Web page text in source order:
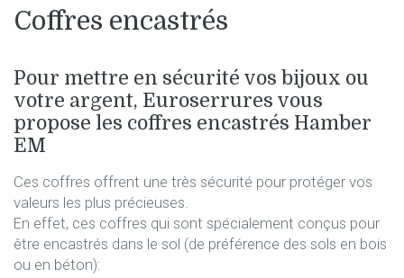
Coffres encastrés
Pour mettre en sécurité vos bijoux ou
votre argent, Euroserrures vous
propose les coffres encastrés Hamber
EM
Ces coffres offrent une très sécurité pour protéger vos
valeurs les plus précieuses.
En effet, ces coffres qui sont spécialement conçus pour
être encastrés dans le sol (de préférence des sols en bois
ou en béton):